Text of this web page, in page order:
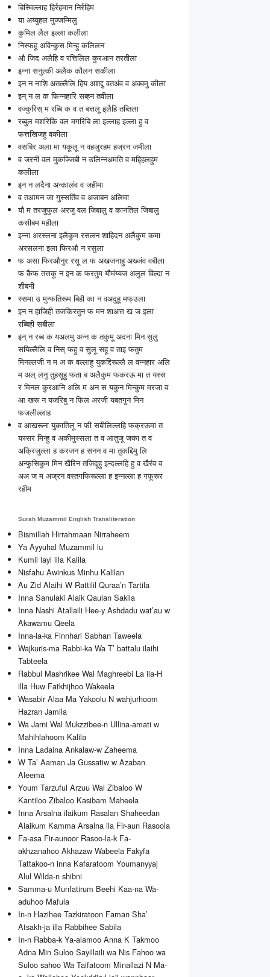
बिस्मिल्लाह हिर्रहमान निर्रहिम
या अय्युहल मुज्जम्मिलु
कुमिल लैल इल्ला कलीला
निस्फहू अविन्कुस मिन्हु कलिलन
औ जिद अलैहि व रत्तिलिल कुरआन तरतीला
इन्ना सनुल्की अलैक कौलन सकीला
इन न नाशि अतल्लैलि हिय अशद्दु वतअंव व अक्वमु कीला
इन् न ल क फिन्नहारि सब्हन तवीला
वज्कुरिस् म रब्बि क व त बत्तलू इलैहि तब्तिला
रब्बुल मशरिकि वल मगरिबि ला इल्लाह इल्ला हु व
फत्तखिजहु वकीला
वसबिर अला मा यकूलू न वहजुरहम हज्रन जमीला
व जरनी वल मुकज्जिबी न उलिन्नअमति व महि्हलहुम
कलीला
इन न लदैना अन्कालंव व जहीमा
व तआमन जा गुस्सतिंव व अजाबन अलिमा
यौ म तरजुफुल अरजु वल जिबालु व कानतिल जिबालु
कसीबम महीला
इन्ना अरस्लना इलैकुम रसलन शाहिदन अलैकुम कमा
अरसलना इला फिरऔ न रसुला
फ असा फिरऔनुर रसू ल फ अखजनाहु अख्जंव वबीला
फ कैफ तत्तकू न इन क फरतुम यौमंय्यज अलुल विल्दा न
शीबनी
स्समा उ मुन्फतिरूम बिही का न वअदुहू मफ्उला
इन न हाजिही तजकिरतुन फ मन शाअत्त ख ज इला
रब्बिही सबीला
इन् न रब्ब क यअलमु अन्न क तकुमू अदना मिन सुलु
सयिल्लैलि व निस् फहु व सुलू सहू व ताइ फतुम
मिनल्लजी न म अ क वल्लाहु युकद्दिरूल्लै ल वन्नहार अलि
म अल् लनु तुहसूहु फता ब अलैकुम फकरऊ मा त यस्स
र मिनल कुरआनि अलि म अन स यकुन मिन्कुम मरजा व
आ खरू न यजरिबु न फिल अरजी यबतगुन मिन
फजलील्लाह
व आखरूना युकातिलू न फी सबीलिल्लहि फक्रऊमा त
यस्सर मिन्हु व अकीमुस्सला त व आतुजू जका त व
अक्रिजुल्ला ह करजन ह सनन व मा तुकद्दिमु लि
अन्फुसिकुम मिन खैरिन तजिदूहु इन्दल्लहि हु व खैरंव व
अअ ज म अज्रन वस्तगफिरूल्ला ह इन्नल्ला ह गफूरूर
रहीम
Surah Muzammil English Transliteration
Bismillah Hirrahmaan Nirraheem
Ya Ayyuhal Muzammil lu
Kumil layl illa Kalila
Nisfahu Awinkus Minhu Kalilan
Au Zid Alaihi W Rattilil Quraa’n Tartila
Inna Sanulaki Alaik Qaulan Sakila
Inna Nashi Atallaili Hee-y Ashdadu wat’au w
Akawamu Qeela
Inna-la-ka Finnhari Sabhan Taweela
Wajkuris-ma Rabbi-ka Wa T’ battalu ilaihi
Tabteela
Rabbul Mashrikee Wal Maghreebi La ila-H
illa Huw Fatkhijhoo Wakeela
Wasabir Alaa Ma Yakoolu N wahjurhoom
Hazran Jamila
Wa Jarni Wal Mukzzibee-n Ullina-amati w
Mahihlahoom Kalila
Inna Ladaina Ankalaw-w Zaheema
W Ta’ Aaman Ja Gussatiw w Azaban
Aleema
Youm Tarzuful Arzuu Wal Zibaloo W
Kantiloo Zibaloo Kasibam Maheela
Inna Arsalna ilaikum Rasalan Shaheedan
Alaikum Kamma Arsalna ila Fir-aun Rasoola
Fa-asa Fir-aunoor Rasoo-la-k Fa-
akhzanahoo Akhazaw Wabeela Fakyfa
Tattakoo-n inna Kafaratoom Youmanyyaj
Alul Wilda-n shibni
Samma-u Munfatirum Beehi Kaa-na Wa-
aduhoo Mafula
In-n Hazihee Tazkiratoon Faman Sha’
Atsakh-ja illa Rabbihee Sabila
In-n Rabba-k Ya-alamoo Anna K Takmoo
Adna Min Suloo Sayillaili wa Nis Fahoo wa
Suloo sahoo Wa Taifatoom Minallazi N Ma-